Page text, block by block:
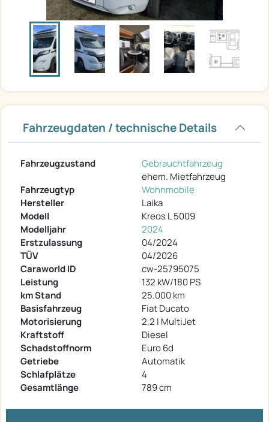
Fahrzeugdaten / technische Details
Fahrzeugzustand
Gebrauchtfahrzeug
ehem. Mietfahrzeug
Fahrzeugtyp
Wohnmobile
Hersteller
Laika
Modell
Kreos L 5009
Modelljahr
2024
Erstzulassung
04/2024
TÜV
04/2026
Caraworld ID
cw-25795075
Leistung
132 kW/180 PS
km Stand
25.000 km
Basisfahrzeug
Fiat Ducato
Motorisierung
2,2 l MultiJet
Kraftstoff
Diesel
Schadstoffnorm
Euro 6d
Getriebe
Automatik
Schlafplätze
4
Gesamtlänge
789 cm